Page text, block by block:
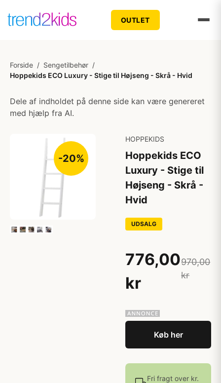
OUTLET
Forside / Sengetilbehør /
Hoppekids ECO Luxury - Stige til Højseng - Skrå - Hvid
Dele af indholdet på denne side kan være genereret
med hjælp fra AI.
-20%
HOPPEKIDS
Hoppekids ECO
Luxury - Stige til
Højseng - Skrå -
Hvid
UDSALG
776,00
kr
970,00
kr
Køb her
Fri fragt over kr.